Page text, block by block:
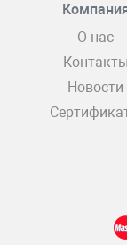
О нас
Контакты
Новости